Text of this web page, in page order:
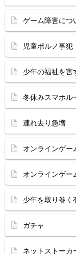
ゲーム障害につ
児童ポルノ事犯
少年の福祉を害
冬休みスマホル
連れ去り急増
オンラインゲ
オンラインゲ
少年を取り巻く
ガチャ
ネットストーカ